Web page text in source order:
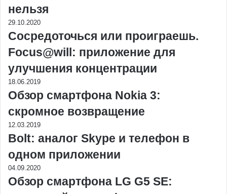
нельзя
29.10.2020
Сосредоточься или проиграешь.
Focus@will: приложение для
улучшения концентрации
18.06.2019
Обзор смартфона Nokia 3:
скромное возвращение
12.03.2019
Bolt: аналог Skype и телефон в
одном приложении
04.09.2020
Обзор смартфона LG G5 SE: